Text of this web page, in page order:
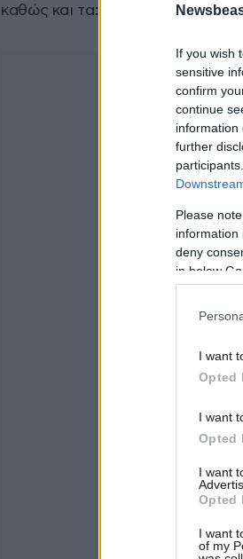
If you wish
sensitive
confirm
continue
information
further
Please
information
deny
in below
I want
Opted
I want
Opted
I want
Opted
I want
of my
καθώς και τα: